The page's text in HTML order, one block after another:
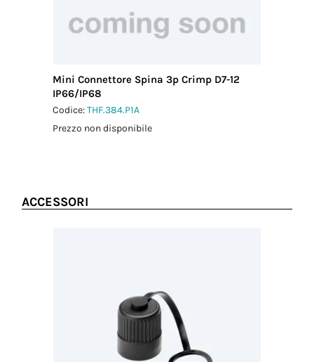
Mini Connettore Spina 3p Crimp D7-12
IP66/IP68
Codice:THF.384.P1A
Prezzo non disponibile
ACCESSORI